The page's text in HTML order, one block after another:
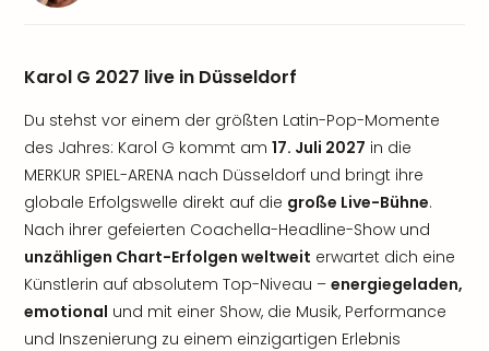
Karol G 2027 live in Düsseldorf
Du stehst vor einem der größten Latin-Pop-Momente
des Jahres: Karol G kommt am 17. Juli 2027 in die
MERKUR SPIEL-ARENA nach Düsseldorf und bringt ihre
globale Erfolgswelle direkt auf die große Live-Bühne.
Nach ihrer gefeierten Coachella-Headline-Show und
unzähligen Chart-Erfolgen weltweit erwartet dich eine
Künstlerin auf absolutem Top-Niveau – energiegeladen,
emotional und mit einer Show, die Musik, Performance
und Inszenierung zu einem einzigartigen Erlebnis